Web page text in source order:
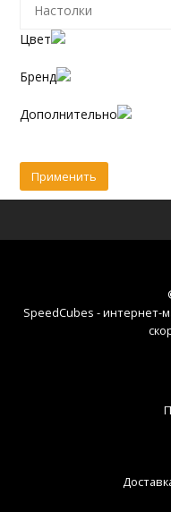
Настолки
Цвет
Бренд
Дополнительно
SpeedCubes - интернет-